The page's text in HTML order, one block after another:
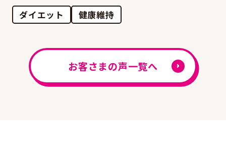
ダイエット 健康維持
お客さまの声一覧へ